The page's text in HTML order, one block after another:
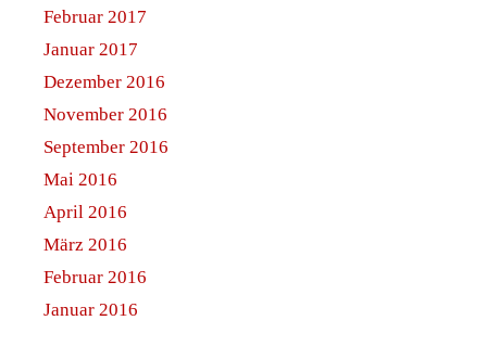
Februar 2017
Januar 2017
Dezember 2016
November 2016
September 2016
Mai 2016
April 2016
März 2016
Februar 2016
Januar 2016